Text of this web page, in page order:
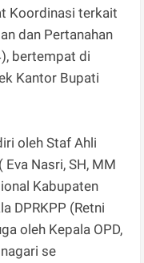
Koordinasi terkait
dan Pertanahan
bertempat di
Kantor Bupati
oleh Staf Ahli
Nasri, SH, MM
Kabupaten
DPRKPP (Retni
oleh Kepala OPD,
se